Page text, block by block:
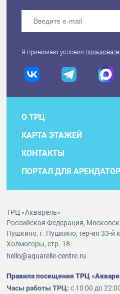
Я принимаю условия
О ТРЦ
КАРТА ЭТАЖЕЙ
КОНТАКТЫ
ПОРТАЛ ДЛЯ
ТРЦ «Акварель»
Российская Федерация,
Пушкино, г. Пушкино, тер-ия 33-й
Холмогоры, стр. 18.
hello@aquarelle-centre.ru
Правила посещения ТРЦ
Часы работы ТРЦ:с 10:00 до